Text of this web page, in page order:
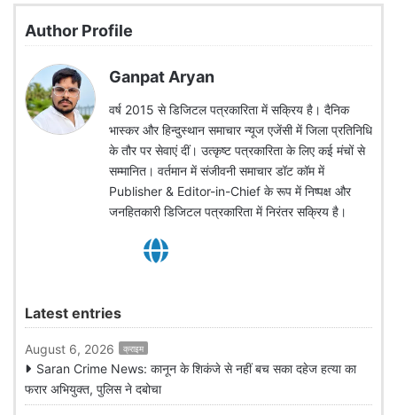
Author Profile
Ganpat Aryan
वर्ष 2015 से डिजिटल पत्रकारिता में सक्रिय है। दैनिक
भास्कर और हिन्दुस्थान समाचार न्यूज एजेंसी में जिला प्रतिनिधि
के तौर पर सेवाएं दीं। उत्कृष्ट पत्रकारिता के लिए कई मंचों से
सम्मानित। वर्तमान में संजीवनी समाचार डॉट कॉम में
Publisher & Editor-in-Chief के रूप में निष्पक्ष और
जनहितकारी डिजिटल पत्रकारिता में निरंतर सक्रिय है।
Latest entries
August 6, 2026 क्राइम
Saran Crime News: कानून के शिकंजे से नहीं बच सका दहेज हत्या का
फरार अभियुक्त, पुलिस ने दबोचा